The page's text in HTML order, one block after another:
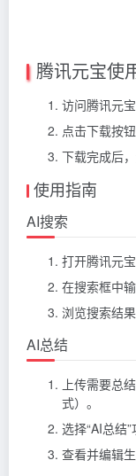
腾讯元宝使
访问腾讯元
点击下载按
下载完成后
使用指南
AI搜索
打开腾讯元宝
在搜索框中
浏览搜索结
AI总结
上传需要总
式）。
选择“AI总结
查看并编辑